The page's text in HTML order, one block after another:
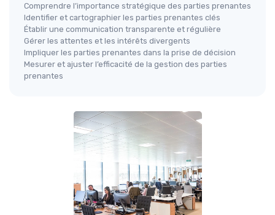
Comprendre l’importance stratégique des parties prenantes
Identifier et cartographier les parties prenantes clés
Établir une communication transparente et régulière
Gérer les attentes et les intérêts divergents
Impliquer les parties prenantes dans la prise de décision
Mesurer et ajuster l’efficacité de la gestion des parties
prenantes